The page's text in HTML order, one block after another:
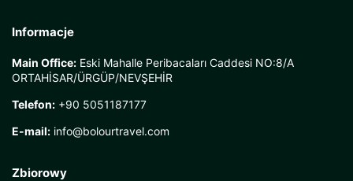
Informacje
Main Office: Eski Mahalle Peribacaları Caddesi NO:8/A
ORTAHİSAR/ÜRGÜP/NEVŞEHİR
Telefon: +90 5051187177
E-mail: info@bolourtravel.com
Zbiorowy